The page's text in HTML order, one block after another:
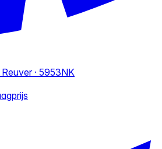
Reuver · 5953NK